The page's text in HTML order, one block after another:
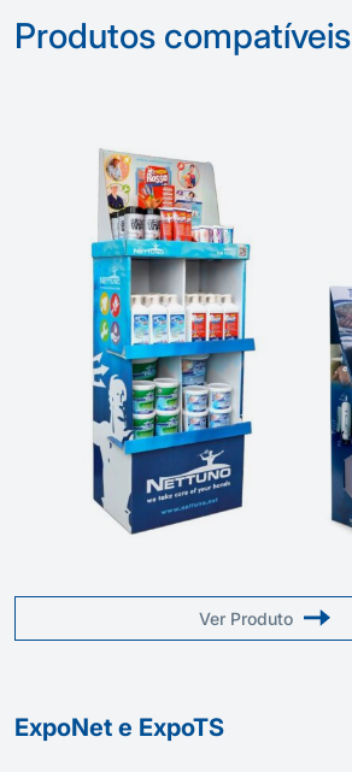
Produtos compatíveis
Ver Produto
ExpoNet e ExpoTS